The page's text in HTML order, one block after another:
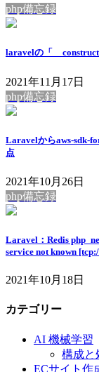
php備忘録
laravelの「
2021年11月17日
php備忘録
Laravelからaws-sdk-
点
2021年10月26日
php備忘録
Laravel：Redis
service not known
2021年10月18日
カテゴリー
AI 機械学習
構成と
ECサイト作